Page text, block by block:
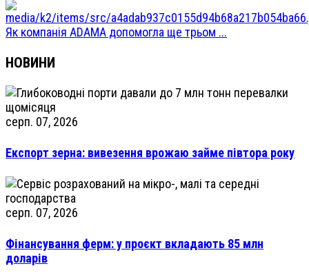
Як компанія ADAMA допомогла ще трьом ...
НОВИНИ
серп. 07, 2026
Експорт зерна: вивезення врожаю займе півтора року
серп. 07, 2026
Фінансування ферм: у проєкт вкладають 85 млн
доларів